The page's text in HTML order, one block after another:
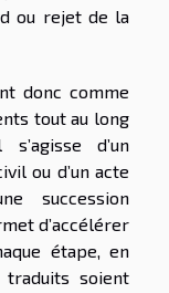
ou rejet de la
donc comme
tout au long
d’un
ou d’un acte
succession
d’accélérer
étape, en
traduits soient